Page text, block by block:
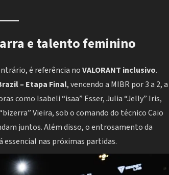
e talento feminino
é referência noVALORANT inclusivo.
– Etapa Final, vencendo a MIBR por 3 a 2, a
como Isabeli “isaa” Esser, Julia “Jelly” Iris,
Vieira, sob o comando do técnico Caio
juntos. Além disso, o entrosamento da
nas próximas partidas.